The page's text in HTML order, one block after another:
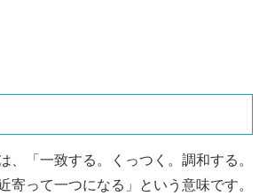
、「一致する。くっつく。調和する。
寄って一つになる」という意味です。